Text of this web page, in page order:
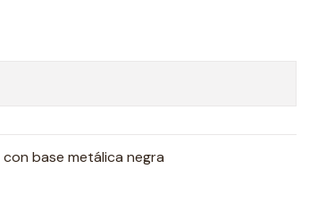
con base metálica negra